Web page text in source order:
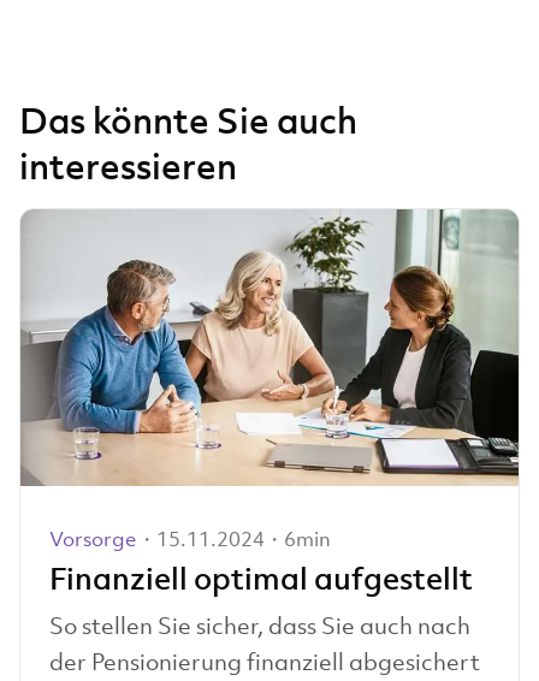
Das könnte Sie auch
interessieren
Vorsorge ・15.11.2024・6min
Finanziell optimal aufgestellt
So stellen Sie sicher, dass Sie auch nach
der Pensionierung finanziell abgesichert